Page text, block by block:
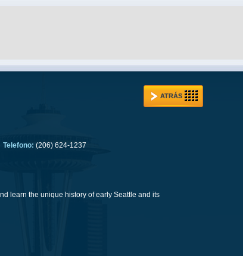
ATRÁS
Telefono: (206) 624-1237
learn the unique history of early Seattle and its